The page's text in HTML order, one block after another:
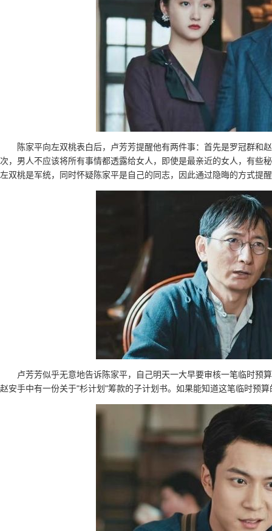
陈家平向左双桃表白后，卢芳芳提醒他有两件事：首先是罗冠群和
次，男人不应该将所有事情都透露给女人，即使是最亲近的女人，有些
左双桃是军统，同时怀疑陈家平是自己的同志，因此通过隐晦的方式提
卢芳芳似乎无意地告诉陈家平，自己明天一大早要审核一笔临时预
赵安手中有一份关于"杉计划"筹款的子计划书。如果能知道这笔临时预